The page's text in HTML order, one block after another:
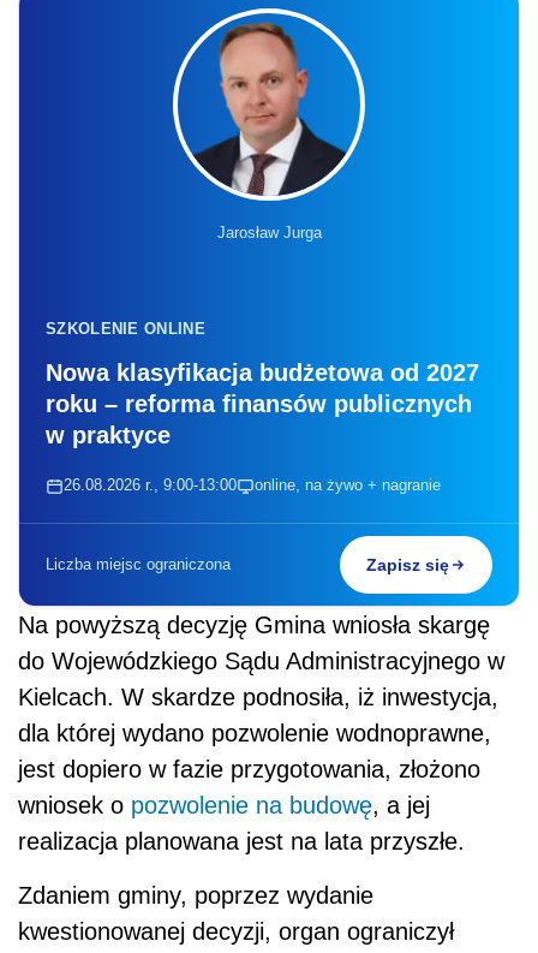
Jarosław Jurga
SZKOLENIE ONLINE
Nowa klasyfikacja budżetowa od 2027
roku – reforma finansów publicznych
w praktyce
26.08.2026 r., 9:00-13:00 online, na żywo + nagranie
Liczba miejsc ograniczona Zapisz się
Na powyższą decyzję Gmina wniosła skargę
do Wojewódzkiego Sądu Administracyjnego w
Kielcach. W skardze podnosiła, iż inwestycja,
dla której wydano pozwolenie wodnoprawne,
jest dopiero w fazie przygotowania, złożono
wniosek o pozwolenie na budowę, a jej
realizacja planowana jest na lata przyszłe.
Zdaniem gminy, poprzez wydanie
kwestionowanej decyzji, organ ograniczył